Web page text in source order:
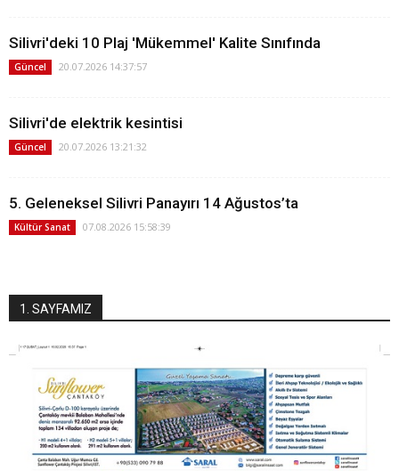
Silivri'deki 10 Plaj 'Mükemmel' Kalite Sınıfında
Güncel 20.07.2026 14:37:57
Silivri'de elektrik kesintisi
Güncel 20.07.2026 13:21:32
5. Geleneksel Silivri Panayırı 14 Ağustos’ta
Kültür Sanat 07.08.2026 15:58:39
1. SAYFAMIZ